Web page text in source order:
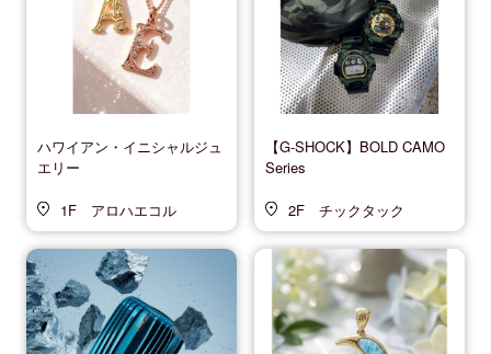
ハワイアン・イニシャルジュ
エリー
1F アロハエコル
【G-SHOCK】BOLD CAMO
Series
2F チックタック